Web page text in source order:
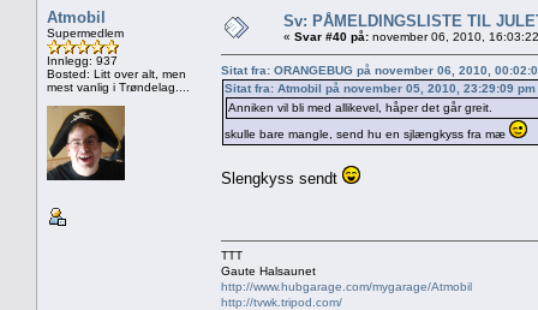
Atmobil
Supermedlem
Innlegg: 937
Bosted: Litt over alt, men
mest vanlig i Trøndelag....
Sv: PÅMELDINGSLISTE TIL
« Svar #40 på: november 06, 2010,
Sitat fra: ORANGEBUG på november 06, 2010,
Sitat fra: Atmobil på november 05, 2010, 23:29:09 pm
Anniken vil bli med allikevel, håper det går greit.
skulle bare mangle, send hu en sjlængkyss fra mæ
Slengkyss sendt
TTT
Gaute Halsaunet
http://www.hubgarage.com/mygarage/Atmobil
http://tvwk.tripod.com/